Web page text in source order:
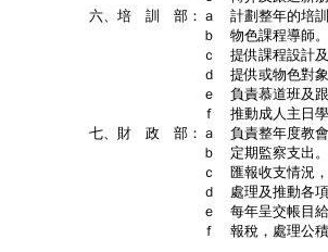
六、培 訓 部：ａ 計劃整年的培訓
ｂ 物色課程導師。
ｃ 提供課程設計及書
ｄ 提供或物色對象參加
ｅ 負責慕道班及跟進有
ｆ 推動成人主日學及
七、財 政 部：ａ 負責整年度教會
ｂ 定期監察支出。
ｃ 匯報收支情況，開源節
ｄ 處理及推動各項基金
ｅ 每年呈交帳目給會計
ｆ 報稅，處理公積金及